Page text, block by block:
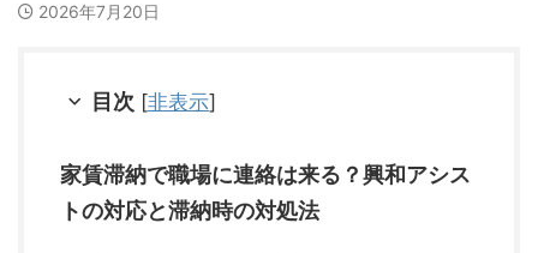
2026年7月20日
目次 [非表示]
家賃滞納で職場に連絡は来る？興和アシス
トの対応と滞納時の対処法